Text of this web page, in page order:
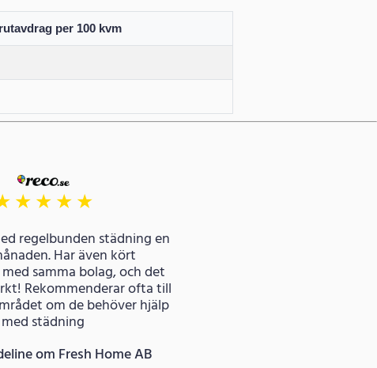
per 100 kvm
★★★★
regelbunden städning en
Har även kört
samma bolag, och det
Rekommenderar ofta till
om de behöver hjälp
med städning
om Fresh Home AB